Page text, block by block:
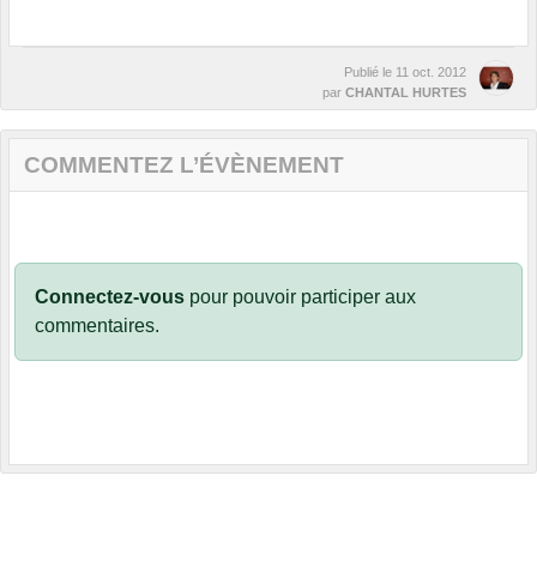
Publié le 11 oct. 2012
par CHANTAL HURTES
COMMENTEZ L’ÉVÈNEMENT
Connectez-vous pour pouvoir participer aux
commentaires.